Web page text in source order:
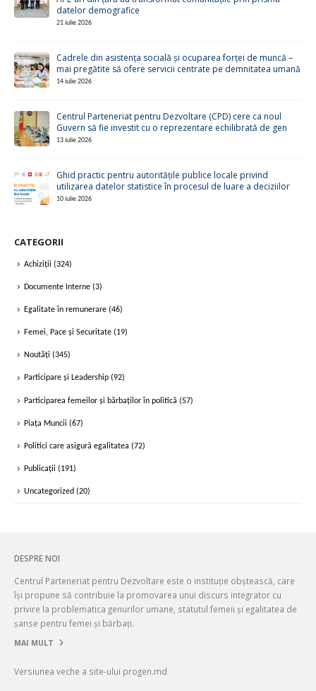
datelor demografice
21 iulie 2026
Cadrele din asistența socială și ocuparea forței de muncă –
mai pregătite să ofere servicii centrate pe demnitatea umană
14 iulie 2026
Centrul Parteneriat pentru Dezvoltare (CPD) cere ca noul
Guvern să fie investit cu o reprezentare echilibrată de gen
13 iulie 2026
Ghid practic pentru autoritățile publice locale privind
utilizarea datelor statistice în procesul de luare a deciziilor
10 iulie 2026
CATEGORII
Achiziții (324)
Documente Interne (3)
Egalitate în remunerare (46)
Femei, Pace și Securitate (19)
Noutăți (345)
Participare și Leadership (92)
Participarea femeilor și bărbaților în politică (57)
Piața Muncii (67)
Politici care asigură egalitatea (72)
Publicații (191)
Uncategorized (20)
DESPRE NOI
Centrul Parteneriat pentru Dezvoltare este o instituție obștească, care
își propune să contribuie la promovarea unui discurs integrator cu
privire la problematica genurilor umane, statutul femeii și egalitatea de
șanse pentru femei și bărbați.
MAI MULT
Versiunea veche a site-ului progen.md